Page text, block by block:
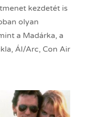
kezdetét is
olyan
a Madárka, a
Ál/Arc, Con Air